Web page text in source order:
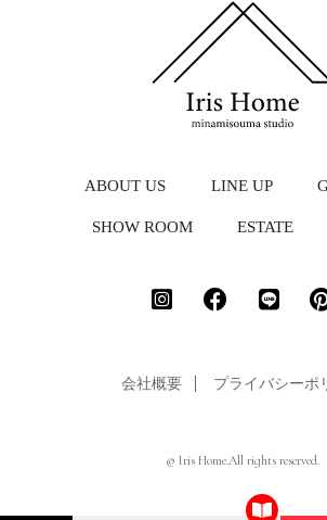
ABOUT US LINE UP
SHOW ROOM ESTATE
会社概要 プライバシーポ
© Iris Home.All rights reserved.